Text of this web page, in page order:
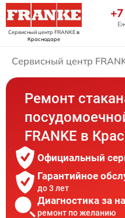
Сервисный центр FRANKEв
Краснодаре
Сервисный центр
Ремонт
FRANKE в
Официальный
Гарантийное
до 3 лет
Диагностика за
ремонт по желанию